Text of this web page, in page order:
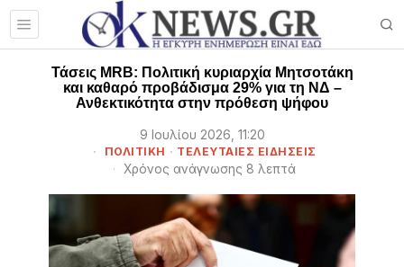
Τάσεις MRB: Πολιτική κυριαρχία Μητσοτάκη
και καθαρό προβάδισμα 29% για τη ΝΔ –
Ανθεκτικότητα στην πρόθεση ψήφου
9 Ιουλίου 2026, 11:20
ΠΟΛΙΤΙΚΗ · ΤΕΛΕΥΤΑΙΕΣ ΕΙΔΗΣΕΙΣ
Χρόνος ανάγνωσης 8 λεπτά